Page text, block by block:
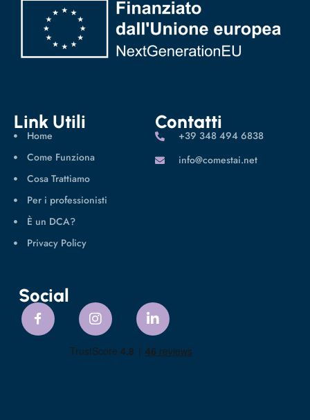
Link Utili
Home
Come Funziona
Cosa Trattiamo
Per i professionisti
È un DCA?
Privacy Policy
Contatti
‪+39 348 494 6838
info@comestai.net
Social